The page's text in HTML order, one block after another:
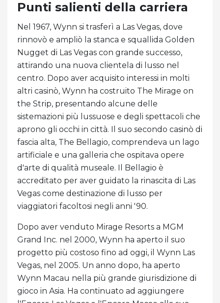
Punti salienti della carriera
Nel 1967, Wynn si trasferì a Las Vegas, dove
rinnovò e ampliò la stanca e squallida Golden
Nugget di Las Vegas con grande successo,
attirando una nuova clientela di lusso nel
centro. Dopo aver acquisito interessi in molti
altri casinò, Wynn ha costruito The Mirage on
the Strip, presentando alcune delle
sistemazioni più lussuose e degli spettacoli che
aprono gli occhi in città. Il suo secondo casinò di
fascia alta, The Bellagio, comprendeva un lago
artificiale e una galleria che ospitava opere
d'arte di qualità museale. Il Bellagio è
accreditato per aver guidato la rinascita di Las
Vegas come destinazione di lusso per
viaggiatori facoltosi negli anni '90.
Dopo aver venduto Mirage Resorts a MGM
Grand Inc. nel 2000, Wynn ha aperto il suo
progetto più costoso fino ad oggi, il Wynn Las
Vegas, nel 2005. Un anno dopo, ha aperto
Wynn Macau nella più grande giurisdizione di
gioco in Asia. Ha continuato ad aggiungere